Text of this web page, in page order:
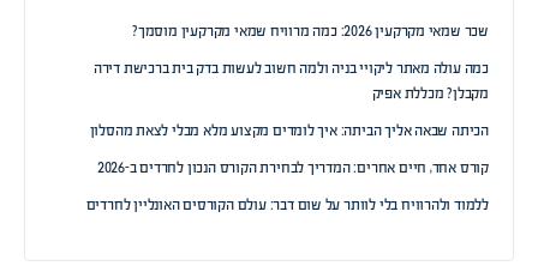
שכר שמאי מקרקעין 2026: כמה מרוויח שמאי מקרקעין מוסמך?
כמה עולה מאתר ליקויי בניה ולמה חשוב לעשות בדק בית ברכישת דירה
מקבלן? מכללת אפיק
הכיתה שבאה אליך הביתה: איך לומדים מקצוע מלא מבלי לצאת מהסלון
קורס אחד, חיים אחרים: המדריך לבחירת הקורס הנכון לחרדים ב-2026
ללמוד ולהרוויח בלי לוותר על שום דבר: עולם הקורסים האונליין לחרדים